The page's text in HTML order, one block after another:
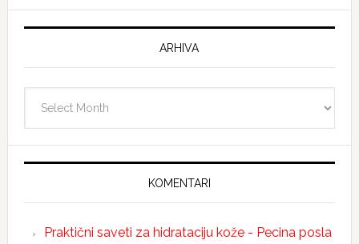
ARHIVA
KOMENTARI
Praktični saveti za hidrataciju kože - Pecina posla